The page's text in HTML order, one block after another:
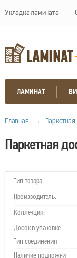
Укладка ламината
ЛАМИНАТ
Главная → Паркетная
Паркетная
Тип товара:
Производитель:
Коллекция:
Досок в упаковке
Тип соединения
Наличие подложки